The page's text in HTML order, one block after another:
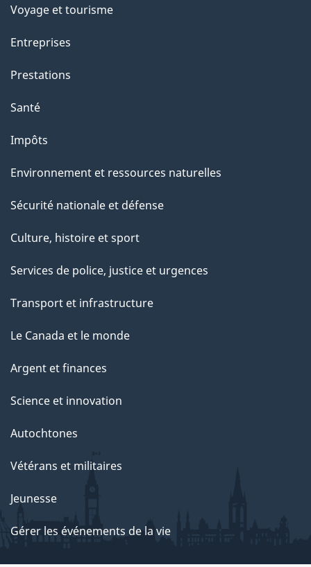
e
t
e
p
g
e
Voyage et tourisme
Entreprises
Prestations
Santé
Impôts
Environnement et ressources naturelles
Sécurité nationale et défense
Culture, histoire et sport
Services de police, justice et urgences
Transport et infrastructure
Le Canada et le monde
Argent et finances
Science et innovation
Autochtones
Vétérans et militaires
Jeunesse
Gérer les événements de la vie